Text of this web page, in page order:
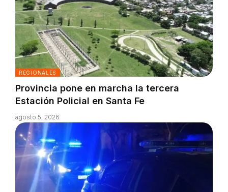
REGIONALES
Provincia pone en marcha la tercera
Estación Policial en Santa Fe
agosto 5, 2026